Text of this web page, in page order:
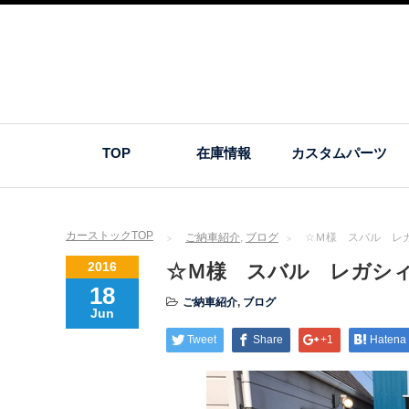
TOP 在庫情報 カスタムパーツ
カーストックTOP ご納車紹介, ブログ ☆Ｍ様 スバル レ
2016
18
Jun
☆Ｍ様 スバル レガシィ
ご納車紹介, ブログ
Tweet Share +1 Hatena